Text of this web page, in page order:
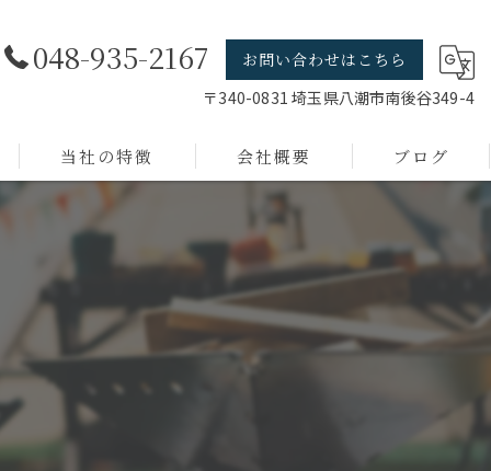
048-935-2167
お問い合わせはこちら
〒340-0831 埼玉県八潮市南後谷349-4
当社の特徴
線材加工
店舗什器
小ロット
デザイン
会社概要 ブログ